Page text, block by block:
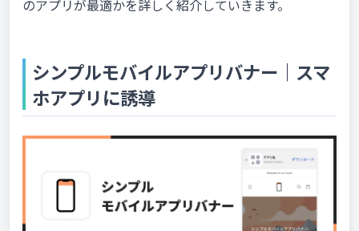
のアプリが最適かを詳しく紹介していきます。
シンプルモバイルアプリバナー｜スマ
ホアプリに誘導